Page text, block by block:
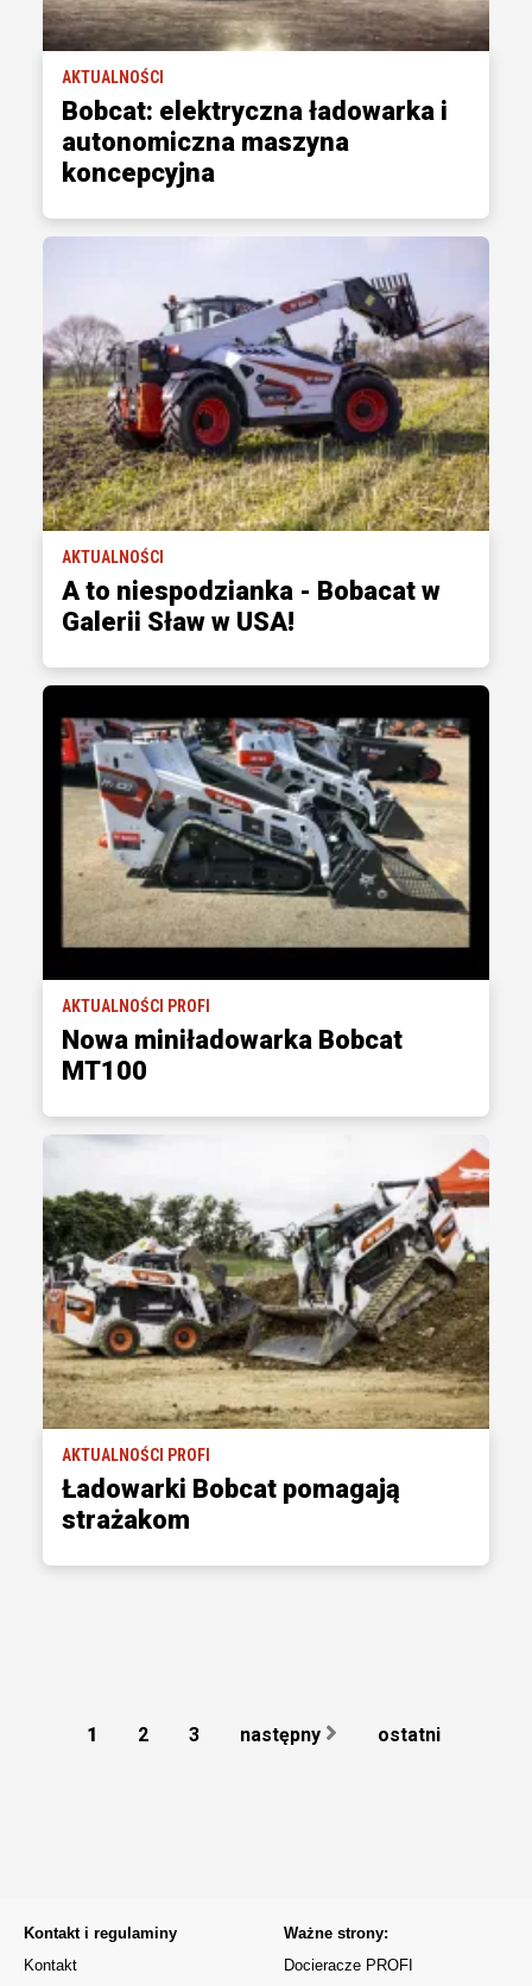
AKTUALNOŚCI
Bobcat: elektryczna ładowarka i
autonomiczna maszyna
koncepcyjna
AKTUALNOŚCI
A to niespodzianka - Bobacat w
Galerii Sław w USA!
AKTUALNOŚCI PROFI
Nowa miniładowarka Bobcat
MT100
AKTUALNOŚCI PROFI
Ładowarki Bobcat pomagają
strażakom
1 2 3 następny ostatni
Kontakt i regulaminy
Kontakt
Ważne strony:
Docieracze PROFI